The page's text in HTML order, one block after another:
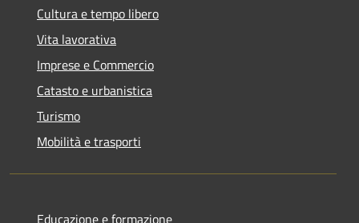
Cultura e tempo libero
Vita lavorativa
Imprese e Commercio
Catasto e urbanistica
Turismo
Mobilità e trasporti
Educazione e formazione